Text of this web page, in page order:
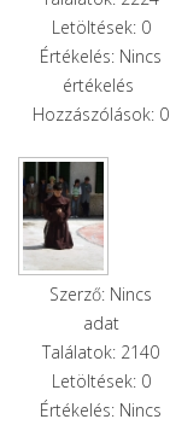
Letöltések: 0
Értékelés: Nincs
értékelés
Hozzászólások: 0
Szerző: Nincs
adat
Találatok: 2140
Letöltések: 0
Értékelés: Nincs